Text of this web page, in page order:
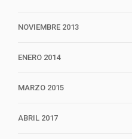
NOVIEMBRE 2013
ENERO 2014
MARZO 2015
ABRIL 2017